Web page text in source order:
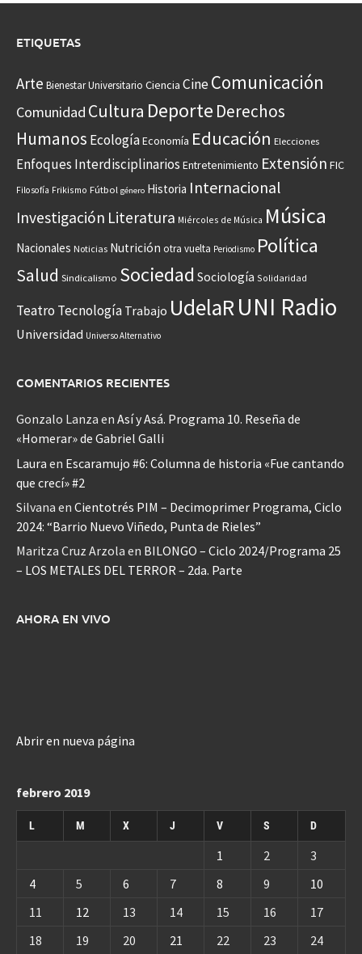
ETIQUETAS
Arte Bienestar Universitario Ciencia CineComunicación
Comunidad Cultura Deporte Derechos
Humanos EcologíaEconomía Educación Elecciones
Enfoques Interdisciplinarios Entretenimiento Extensión FIC
Filosofía Frikismo Fútbol género Historia Internacional
Investigación Literatura Miércoles de Música Música
Nacionales Noticias Nutrición otra vuelta Periodismo Política
Salud Sindicalismo Sociedad Sociología Solidaridad
Teatro Tecnología Trabajo UdelaRUNI Radio
Universidad Universo Alternativo
COMENTARIOS RECIENTES
Gonzalo Lanza en Así y Asá. Programa 10. Reseña de
«Homerar» de Gabriel Galli
Laura en Escaramujo #6: Columna de historia «Fue cantando
que crecí» #2
Silvana en Cientotrés PIM – Decimoprimer Programa, Ciclo
2024: “Barrio Nuevo Viñedo, Punta de Rieles”
Maritza Cruz Arzola en BILONGO – Ciclo 2024/Programa 25
– LOS METALES DEL TERROR – 2da. Parte
AHORA EN VIVO
Abrir en nueva página
febrero 2019
L M X J V S D
1 2
3
4
5 6 7 8 9
10
11
12 13 14 15 16
17
18
19 20 21 22 23 24